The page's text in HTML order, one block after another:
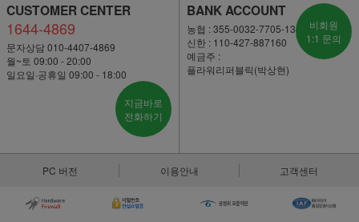
CUSTOMER CENTER
1644-4869
문자상담 010-4407-4869
월~토 09:00 - 20:00
일요일·공휴일 09:00 - 18:00
지금바로
전화하기
BANK ACCOUNT
농협 : 355-0032-7705-13
신한 : 110-427-887160
예금주 :
플라워리퍼블릭(박상현)
비회원
1:1 문의
PC 버전 이용안내 고객센터